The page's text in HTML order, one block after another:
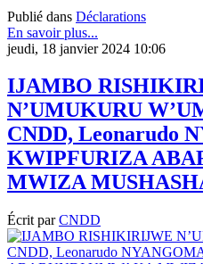
Publié dans Déclarations
En savoir plus...
jeudi, 18 janvier 2024 10:06
IJAMBO
N’UMUKURU
CNDD, Leonarudo
KWIPFURIZA
MWIZA
Écrit parCNDD